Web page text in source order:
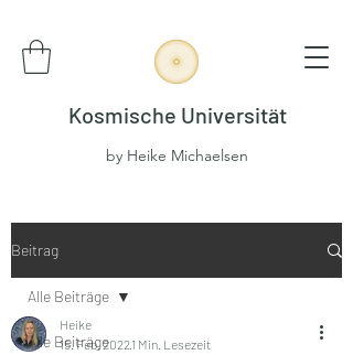
Kosmische Universität
by Heike Michaelsen
Beitrag
Alle Beiträge
Alle Beiträge
Heike
15. Feb. 20221 Min. Lesezeit